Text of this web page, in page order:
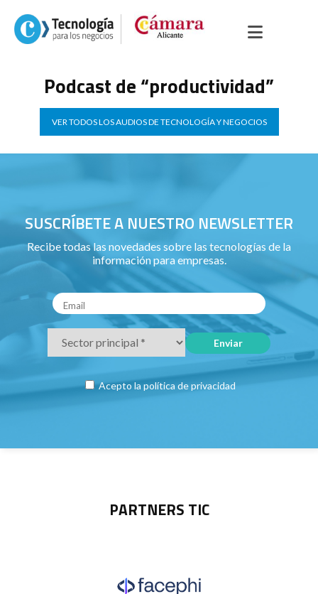
Podcast de “productividad”
VER TODOS LOS AUDIOS DE TECNOLOGÍA Y NEGOCIOS
SUSCRÍBETE A NUESTRO NEWSLETTER
Recibe todas las novedades sobre las tecnologías de la
información para empresas.
Acepto la política de privacidad
PARTNERS TIC